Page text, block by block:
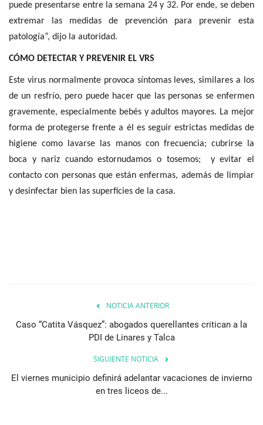
puede presentarse entre la semana 24 y 32. Por ende, se deben
extremar las medidas de prevención para prevenir esta
patología”, dijo la autoridad.
CÓMO DETECTAR Y PREVENIR EL VRS
Este virus normalmente provoca síntomas leves, similares a los
de un resfrío, pero puede hacer que las personas se enfermen
gravemente, especialmente bebés y adultos mayores. La mejor
forma de protegerse frente a él es seguir estrictas medidas de
higiene como lavarse las manos con frecuencia; cubrirse la
boca y nariz cuando estornudamos o tosemos; y evitar el
contacto con personas que están enfermas, además de limpiar
y desinfectar bien las superficies de la casa.
NOTICIA ANTERIOR
Caso “Catita Vásquez”: abogados querellantes critican a la
PDI de Linares y Talca
SIGUIENTE NOTICIA
El viernes municipio definirá adelantar vacaciones de invierno
en tres liceos de...